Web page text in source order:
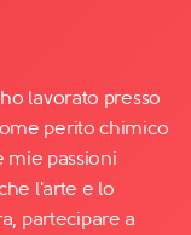
lavorato presso
perito chimico
mie passioni
l'arte e lo
partecipare a